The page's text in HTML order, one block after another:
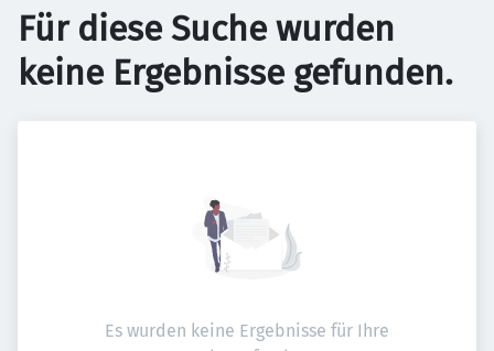
Für diese Suche wurden
keine Ergebnisse gefunden.
Es wurden keine Ergebnisse für Ihre